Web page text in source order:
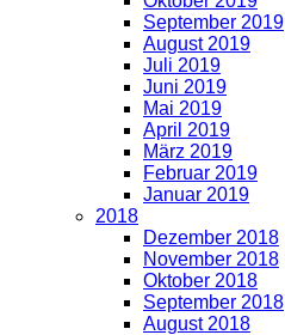
September 2019
August 2019
Juli 2019
Juni 2019
Mai 2019
April 2019
März 2019
Februar 2019
Januar 2019
2018
Dezember 2018
November 2018
Oktober 2018
September 2018
August 2018